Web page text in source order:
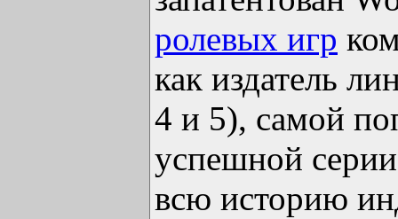
ролевых игр
как издатель
4 и 5), самой
успешной
всю историю